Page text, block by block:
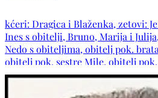
kćeri: Dragica i Blaženka, zetovi:
Ines s obitelji, Bruno, Marija i
Nedo s obiteljima, obitelj pok.
obitelj pok. sestre Mile, obitelj
Penava, Tavra, Budimir, Parlov,
mnogobrojna rodbina i prijatelji.